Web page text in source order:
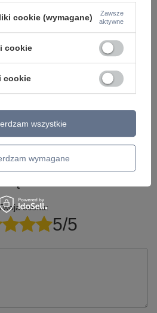
Masz pytania lub
ocena:
5/5
cookie (wymagane)
Zawsze
aktywne
cookie
cookie
wymagane
wszystkie